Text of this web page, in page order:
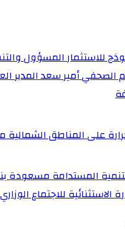
للاستثمار المسؤول
الصحفي أمير سعد المدير
على المناطق الشمالية
المستدامة مسعودة
للاجتماع